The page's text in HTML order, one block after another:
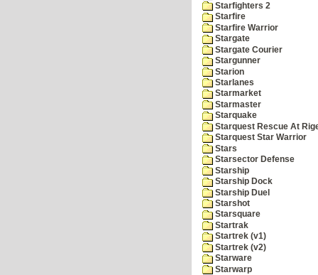
Starfighters 2
Starfire
Starfire Warrior
Stargate
Stargate Courier
Stargunner
Starion
Starlanes
Starmarket
Starmaster
Starquake
Starquest Rescue At
Starquest Star Warrior
Stars
Starsector Defense
Starship
Starship Dock
Starship Duel
Starshot
Starsquare
Startrak
Startrek (v1)
Startrek (v2)
Starware
Starwarp